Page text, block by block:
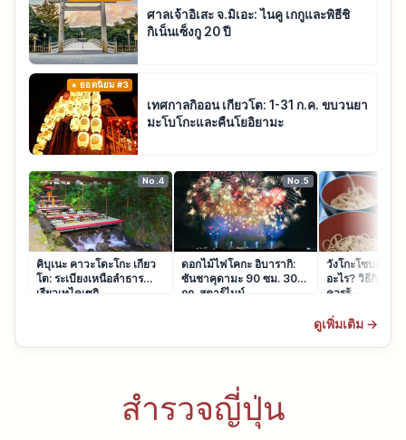
ศาลเจ้าอิเสะ จ.มิเอะ: ไนคู เกกูและพิธีชิ
กิเน็นเซ็งกู 20 ปี
ยอดนิยม #3
เทศกาลกิออน เกียวโต: 1-31 ก.ค. ขบวนยา
มะโบโกะและคืนโยอิยามะ
No.4
คิบุเนะ คาวะโดะโกะ เกียว
โต: ระเบียงเหนือลำธาร
เรียวเทไคเซกิ
No.5
ดอกไม้ไฟโคกะ อิบารากิ:
ซันชาคุดามะ 90 ซม. 300
กก. สตาร์ไมน์
วังโกะโซบะ อิวา
อะไร? วิธีกินแล
ควรรู้
ดูเพิ่มเติม →
สำรวจญี่ปุ่น